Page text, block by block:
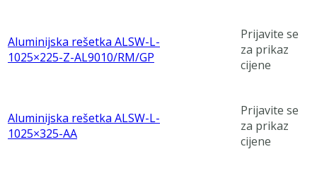
Aluminijska rešetka ALSW-L-
1025×225-Z-AL9010/RM/GP
Prijavite se
za prikaz
cijene
Aluminijska rešetka ALSW-L-
1025×325-AA
Prijavite se
za prikaz
cijene